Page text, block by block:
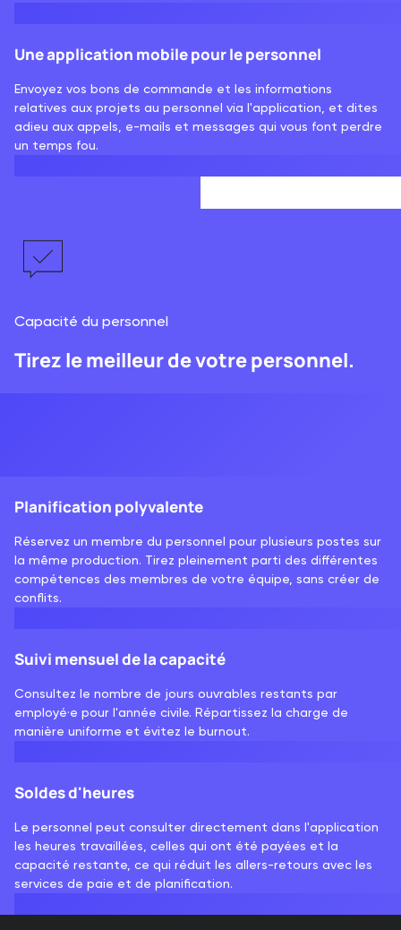
Une application mobile pour le personnel
Envoyez vos bons de commande et les informations
relatives aux projets au personnel via l'application, et dites
adieu aux appels, e-mails et messages qui vous font perdre
un temps fou.
Capacité du personnel
Tirez le meilleur de votre personnel.
Planification polyvalente
Réservez un membre du personnel pour plusieurs postes sur
la même production. Tirez pleinement parti des différentes
compétences des membres de votre équipe, sans créer de
conflits.
Suivi mensuel de la capacité
Consultez le nombre de jours ouvrables restants par
employé·e pour l'année civile. Répartissez la charge de
manière uniforme et évitez le burnout.
Soldes d'heures
Le personnel peut consulter directement dans l'application
les heures travaillées, celles qui ont été payées et la
capacité restante, ce qui réduit les allers-retours avec les
services de paie et de planification.